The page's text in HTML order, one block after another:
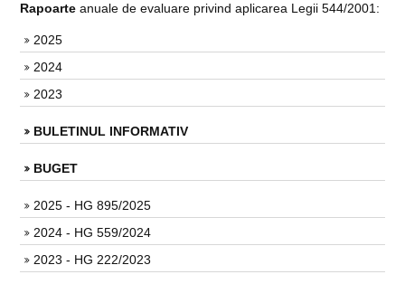
Rapoarte anuale de evaluare privind aplicarea Legii 544/2001:
2025
2024
2023
BULETINUL INFORMATIV
BUGET
2025 - HG 895/2025
2024 - HG 559/2024
2023 - HG 222/2023